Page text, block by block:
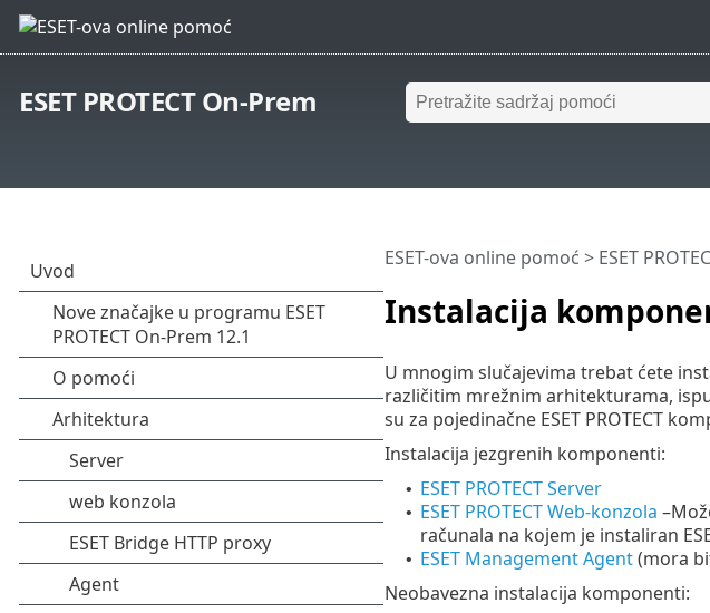
ESET PROTECT On-Prem
Instalacija
ESET-ova online pomoć > ESET
U mnogim slučajevima trebat ćete
različitim mrežnim arhitekturama,
su za pojedinačne ESET PROTECT
Instalacija jezgrenih komponenti:
• ESET PROTECT Server
• ESET PROTECT Web-konzola –
računala na kojem je instaliran
• ESET Management Agent(mora
Neobavezna instalacija komponenti: